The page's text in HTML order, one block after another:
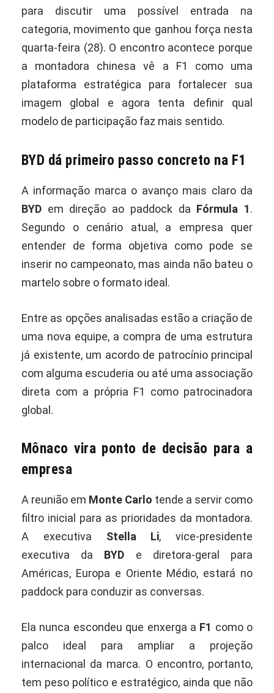
para discutir uma possível entrada na
categoria, movimento que ganhou força nesta
quarta-feira (28). O encontro acontece porque
a montadora chinesa vê a F1 como uma
plataforma estratégica para fortalecer sua
imagem global e agora tenta definir qual
modelo de participação faz mais sentido.
BYD dá primeiro passo concreto na F1
A informação marca o avanço mais claro da
BYD em direção ao paddock da Fórmula 1.
Segundo o cenário atual, a empresa quer
entender de forma objetiva como pode se
inserir no campeonato, mas ainda não bateu o
martelo sobre o formato ideal.
Entre as opções analisadas estão a criação de
uma nova equipe, a compra de uma estrutura
já existente, um acordo de patrocínio principal
com alguma escuderia ou até uma associação
direta com a própria F1 como patrocinadora
global.
Mônaco vira ponto de decisão para a
empresa
A reunião em Monte Carlo tende a servir como
filtro inicial para as prioridades da montadora.
A executiva Stella Li, vice-presidente
executiva da BYD e diretora-geral para
Américas, Europa e Oriente Médio, estará no
paddock para conduzir as conversas.
Ela nunca escondeu que enxerga a F1 como o
palco ideal para ampliar a projeção
internacional da marca. O encontro, portanto,
tem peso político e estratégico, ainda que não